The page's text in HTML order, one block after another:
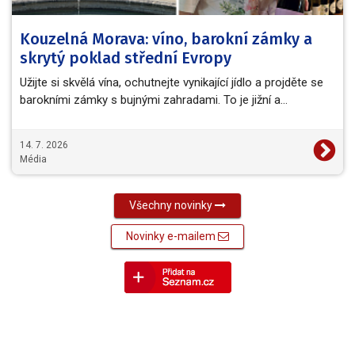
Kouzelná Morava: víno, barokní zámky a
skrytý poklad střední Evropy
Užijte si skvělá vína, ochutnejte vynikající jídlo a projděte se
barokními zámky s bujnými zahradami. To je jižní a…
14. 7. 2026
Média
Všechny novinky
Novinky e-mailem